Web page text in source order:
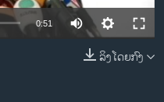
0:51
ລິງໂດຍກົງ